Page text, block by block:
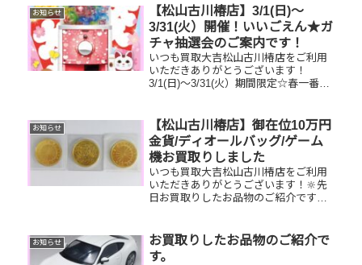
断られたものや、片手でお持ちいただ
けるものならお買取りできるお品が...
お知らせ
【松山古川椿店】3/1(日)～
3/31(火）開催！いいごえん★ガ
チャ抽選会のご案内です！
いつも買取大吉松山古川椿店をご利用
いただきありがとうございます！
3/1(日)～3/31(火）期間限定☆春一番・
中です！🥰11,500円以上ご成約のお客
様限定でご参加いただけ...
お知らせ
【松山古川椿店】御在位10万円
金貨/ディオールバッグ/ゲーム
機お買取りしました
いつも買取大吉松山古川椿店をご利用
いただきありがとうございます！🔆先
日お買取りしたお品物のご紹介です。
品物はございませんか？ぜひ買取大吉
松山古川椿店にお査定させて...
お知らせ
お買取りしたお品物のご紹介で
す。